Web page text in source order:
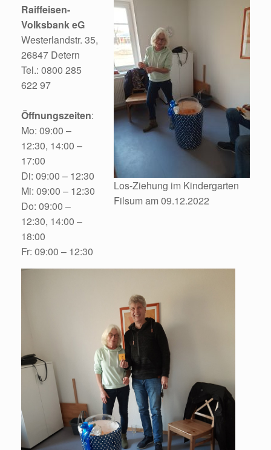
Los-Ziehung im Kindergarten
Filsum am 09.12.2022
Raiffeisen-
Volksbank eG
Westerlandstr. 35,
26847 Detern
Tel.: 0800 285
622 97
Öffnungszeiten:
Mo: 09:00 –
12:30, 14:00 –
17:00
Di: 09:00 – 12:30
Mi: 09:00 – 12:30
Do: 09:00 –
12:30, 14:00 –
18:00
Fr: 09:00 – 12:30